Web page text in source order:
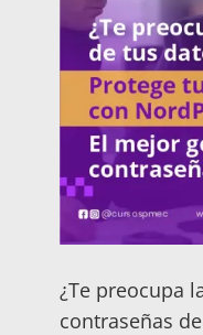
¿Te preocupa
contraseñas